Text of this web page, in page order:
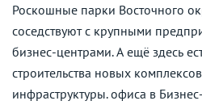
Роскошные парки Восточного
соседствуют с крупными
бизнес-центрами. А ещё здесь
строительства новых
инфраструктуры. офиса в